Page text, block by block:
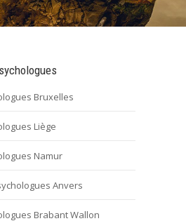
Bruxelles
Liège
Namur
Anvers
Brabant Wallon